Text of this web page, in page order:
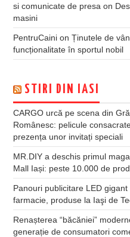
si comunicate de presa on
masini
PentruCaini onȚinutele de
funcționalitate în sportul nobil
STIRI DIN IASI
CARGO urcă pe scena din
Românesc: pelicule
prezența unor invitați speciali
MR.DIY a deschis primul
Mall Iași: peste 10.000 de
Panouri publicitare LED
farmacie, produse la Iaşi de
Renașterea “băcăniei”
generație de consumatori